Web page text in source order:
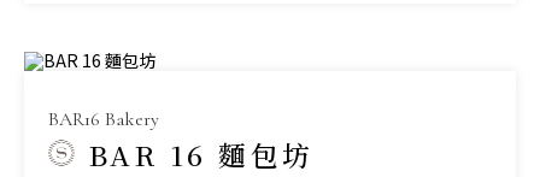
BAR16 Bakery
BAR 16 麵包坊